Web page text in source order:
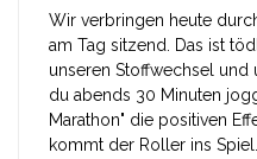
Wir verbringen heute
am Tag sitzend. Das ist
unseren Stoffwechsel und
du abends 30 Minuten
Marathon" die positiven
kommt der Roller ins